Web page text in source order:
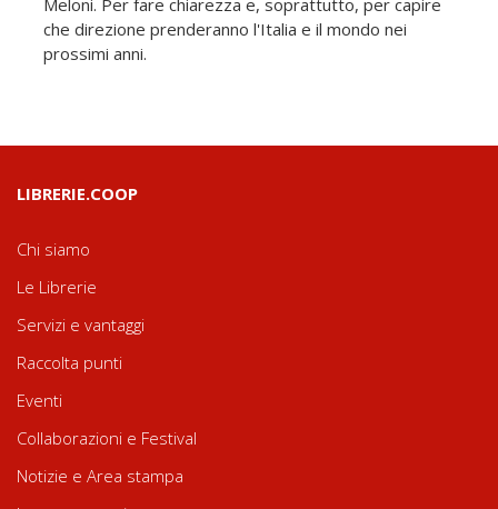
Meloni. Per fare chiarezza e, soprattutto, per capire
che direzione prenderanno l'Italia e il mondo nei
prossimi anni.
LIBRERIE.COOP
Chi siamo
Le Librerie
Servizi e vantaggi
Raccolta punti
Eventi
Collaborazioni e Festival
Notizie e Area stampa